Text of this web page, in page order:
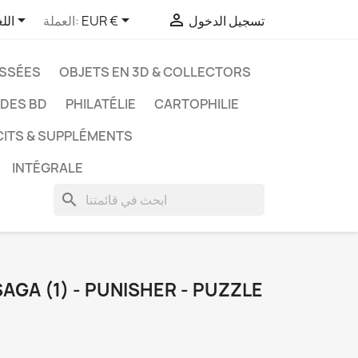
 العملة: EUR €  تسجيل الدخول
OBJETS EN 3D & COLLECTORS
BD PHILATÉLIE
CARTOPHILIE
& SUPPLÉMENTS
INTÉGRALE
search
(1) - PUNISHER - PUZZLE